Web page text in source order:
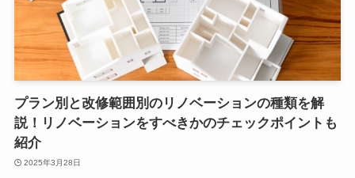
プラン別と改修範囲別のリノベーションの種類を解
説！リノベーションをすべきかのチェックポイントも
紹介
2025年3月28日